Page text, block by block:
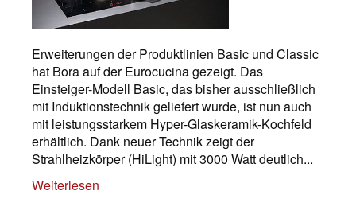
Erweiterungen der Produktlinien Basic und Classic
hat Bora auf der Eurocucina gezeigt. Das
Einsteiger-Modell Basic, das bisher ausschließlich
mit Induktionstechnik geliefert wurde, ist nun auch
mit leistungsstarkem Hyper-Glaskeramik-Kochfeld
erhältlich. Dank neuer Technik zeigt der
Strahlheizkörper (HiLight) mit 3000 Watt deutlich...
Weiterlesen